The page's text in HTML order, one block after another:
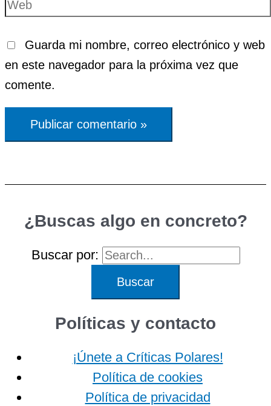
Guarda mi nombre, correo electrónico y web
en este navegador para la próxima vez que
comente.
¿Buscas algo en concreto?
Buscar por:
Políticas y contacto
¡Únete a Críticas Polares!
Política de cookies
Política de privacidad